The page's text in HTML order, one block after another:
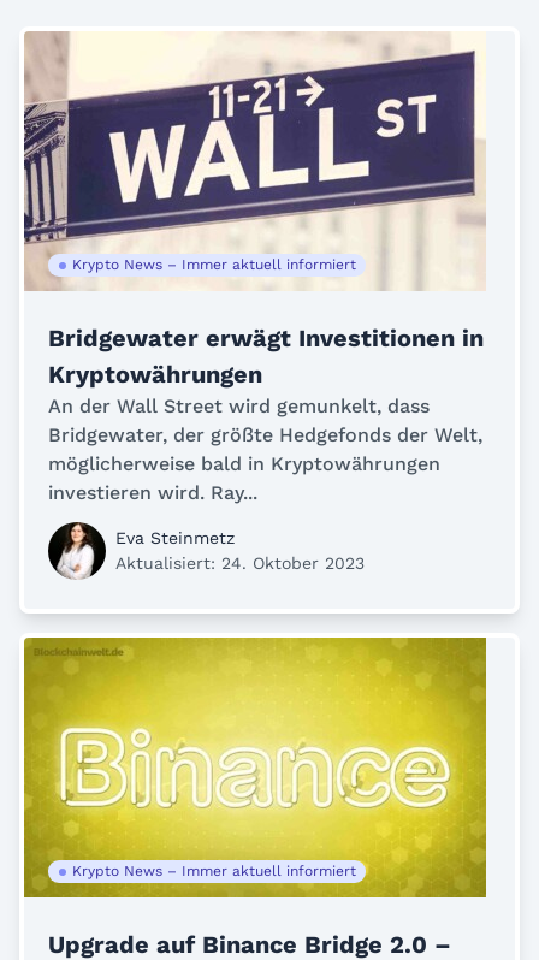
Krypto News – Immer aktuell informiert
Bridgewater erwägt Investitionen in
Kryptowährungen
An der Wall Street wird gemunkelt, dass
Bridgewater, der größte Hedgefonds der Welt,
möglicherweise bald in Kryptowährungen
investieren wird. Ray...
Eva Steinmetz
Aktualisiert: 24. Oktober 2023
Krypto News – Immer aktuell informiert
Upgrade auf Binance Bridge 2.0 –